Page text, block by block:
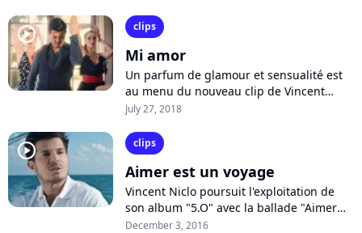
player2 clips
Mi amor
Un parfum de glamour et sensualité est
au menu du nouveau clip de Vincent
Niclo, "Mi amor (Libertango)", chargé
septembre...
July 27, 2018
player2 clips
Aimer est un voyage
Vincent Niclo poursuit l'exploitation de
son album "5.O" avec la ballade "Aimer
est un voyage", réalisée par Pascal
December 3, 2016